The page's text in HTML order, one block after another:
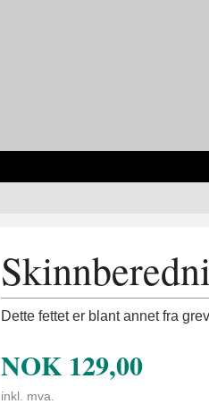
Dette fettet er blant annet fra
NOK 129,00
inkl. mva.